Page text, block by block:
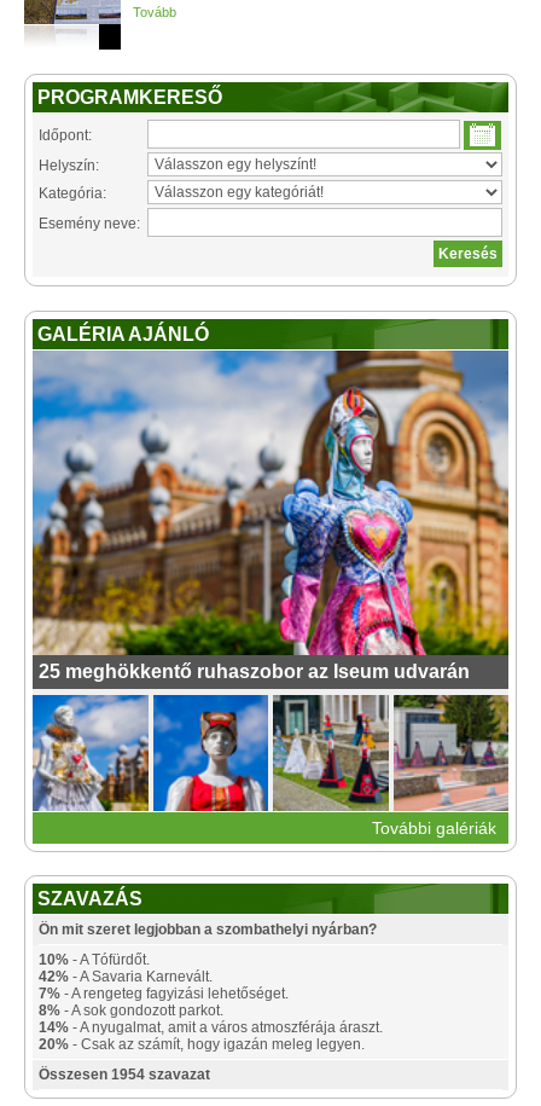
Tovább
PROGRAMKERESŐ
Időpont:
Helyszín:
Kategória:
Esemény neve:
GALÉRIA AJÁNLÓ
25 meghökkentő ruhaszobor az Iseum udvarán
További galériák
SZAVAZÁS
Ön mit szeret legjobban a szombathelyi nyárban?
10% - A Tófürdőt.
42% - A Savaria Karnevált.
7% - A rengeteg fagyizási lehetőséget.
8% - A sok gondozott parkot.
14% - A nyugalmat, amit a város atmoszférája áraszt.
20% - Csak az számít, hogy igazán meleg legyen.
Összesen 1954 szavazat